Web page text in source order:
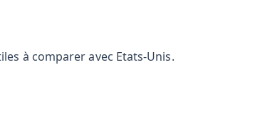
à comparer avec Etats-Unis.